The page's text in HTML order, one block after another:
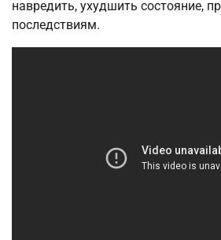
навредить, ухудшить состояние,
последствиям.